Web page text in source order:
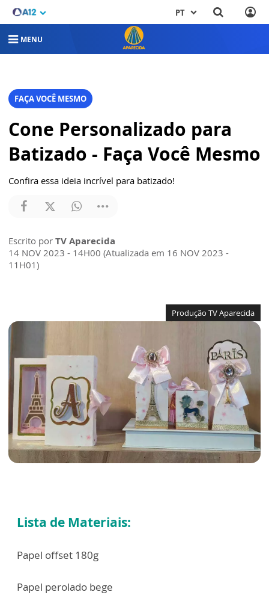
PT
MENU
FAÇA VOCÊ MESMO
Cone Personalizado para
Batizado - Faça Você Mesmo
Confira essa ideia incrível para batizado!
Escrito por TV Aparecida
14 NOV 2023 - 14H00 (Atualizada em 16 NOV 2023 -
11H01)
Produção TV Aparecida
Lista de Materiais:
Papel offset 180g
Papel perolado bege